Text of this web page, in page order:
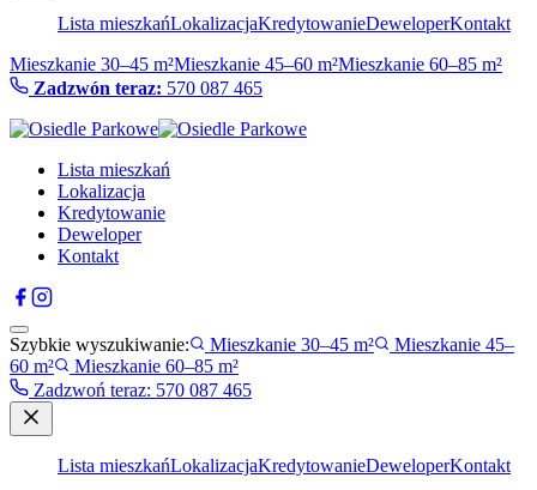
Lista mieszkańLokalizacjaKredytowanieDeweloperKontakt
Mieszkanie 30–45 m²Mieszkanie 45–60 m²Mieszkanie 60–85 m²
Zadzwón teraz: 570 087 465
Lista mieszkań
Lokalizacja
Kredytowanie
Deweloper
Kontakt
Szybkie wyszukiwanie: Mieszkanie 30–45 m²
Mieszkanie 45–
60 m²
Mieszkanie 60–85 m²
Zadzwoń teraz: 570 087 465
Lista mieszkańLokalizacjaKredytowanieDeweloperKontakt